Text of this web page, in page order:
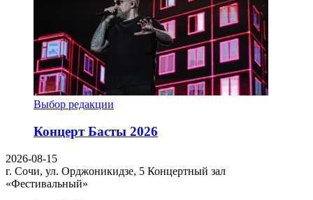
Выбор редакции
Концерт Басты 2026
2026-08-15
г. Сочи, ул. Орджоникидзе, 5 Концертный зал
«Фестивальный»